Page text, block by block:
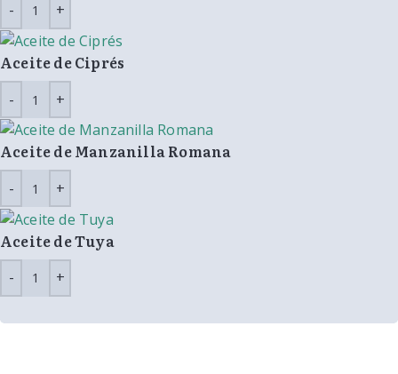
Aceite de Ciprés
Aceite de Manzanilla Romana
Aceite de Tuya